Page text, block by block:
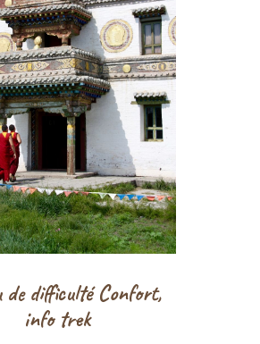
de difficulté Confort,
info trek